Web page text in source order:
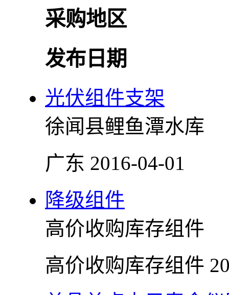
采购地区
发布日期
光伏组件支架
徐闻县鲤鱼潭水库
广东 2016-04-01
降级组件
高价收购库存组件
高价收购库存组件